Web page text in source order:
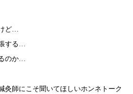
ど…
する…
のか…
灸師にこそ聞いてほしいホンネトーク